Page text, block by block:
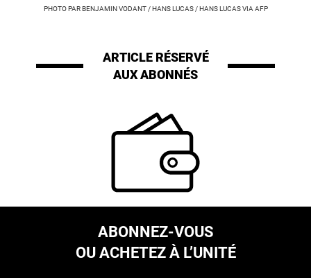
PHOTO PAR BENJAMIN VODANT / HANS LUCAS / HANS LUCAS VIA AFP
ARTICLE RÉSERVÉ
AUX ABONNÉS
ABONNEZ-VOUS
OU ACHETEZ À L’UNITÉ